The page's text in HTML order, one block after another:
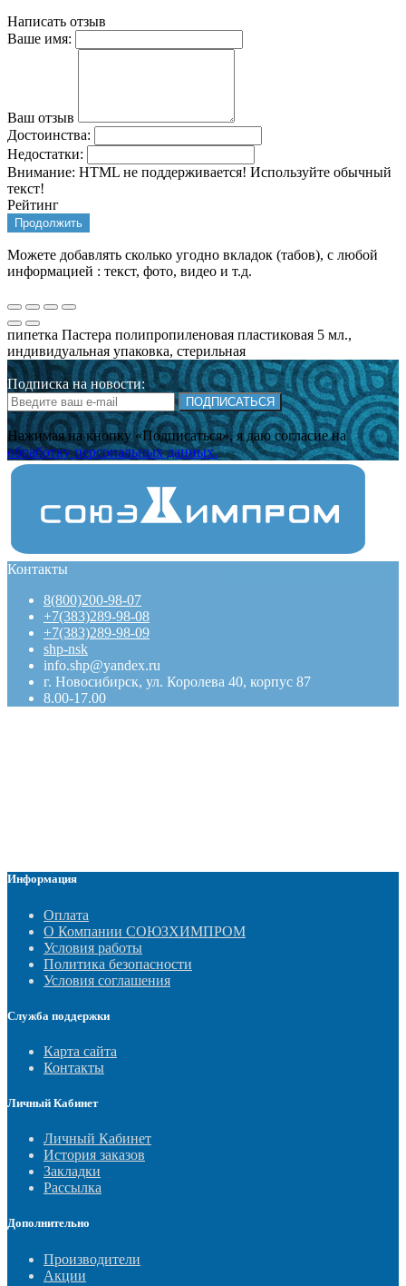
Написать отзыв
Ваше имя:
Ваш отзыв
Достоинства:
Недостатки:
Внимание: HTML не поддерживается! Используйте обычный
текст!
Рейтинг
Продолжить
Можете добавлять сколько угодно вкладок (табов), с любой
информацией : текст, фото, видео и т.д.
пипетка Пастера полипропиленовая пластиковая 5 мл.,
индивидуальная упаковка, стерильная
Подписка на новости:
ПОДПИСАТЬСЯ
Нажимая на кнопку «Подписаться», я даю cогласие на
обработку персональных данных.
Контакты
8(800)200-98-07
+7(383)289-98-08
+7(383)289-98-09
shp-nsk
info.shp@yandex.ru
г. Новосибирск, ул. Королева 40, корпус 87
8.00-17.00
Информация
Оплата
О Компании СОЮЗХИМПРОМ
Условия работы
Политика безопасности
Условия соглашения
Служба поддержки
Карта сайта
Контакты
Личный Кабинет
Личный Кабинет
История заказов
Закладки
Рассылка
Дополнительно
Производители
Акции